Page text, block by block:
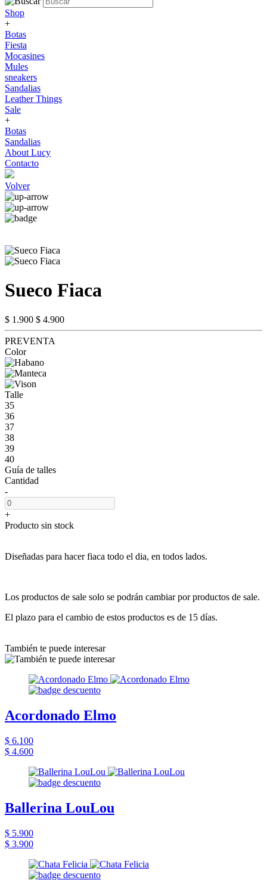
Shop
+
Botas
Fiesta
Mocasines
Mules
sneakers
Sandalias
Leather Things
Sale
+
Botas
Sandalias
About Lucy
Contacto
Volver
Sueco Fiaca
$ 1.900 $ 4.900
PREVENTA
Color
Talle
35
36
37
38
39
40
Guía de talles
Cantidad
-
+
Producto sin stock
Diseñadas para hacer fiaca todo el dia, en todos lados.
Los productos de sale solo se podrán cambiar por productos de sale.
El plazo para el cambio de estos productos es de 15 días.
También te puede interesar
Acordonado Elmo
$ 6.100
$ 4.600
Ballerina LouLou
$ 5.900
$ 3.900